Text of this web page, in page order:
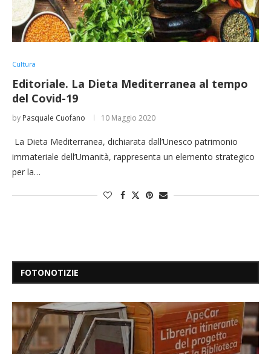
Cultura
Editoriale. La Dieta Mediterranea al tempo
del Covid-19
by Pasquale Cuofano 10 Maggio 2020
La Dieta Mediterranea, dichiarata dall’Unesco patrimonio
immateriale dell’Umanità, rappresenta un elemento strategico
per la…
FOTONOTIZIE